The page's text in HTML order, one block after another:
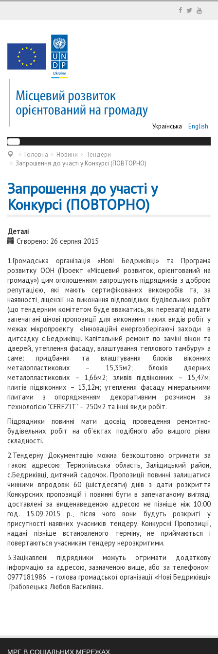
Українська English
Головна Новини
Тендери
Запрошення до участі у Конкурсі (ПОВТОРНО)
Запрошення до участі у
Конкурсі (ПОВТОРНО)
Деталі
Створено: 26 серпня 2015
1.Громадська організація «Нові Бедриківці» та Програма
розвитку ООН (Проект «Місцевий розвиток, орієнтований на
громаду») цим оголошенням запрошують підрядників з доброю
репутацією, які мають сертифікованих виконробів та, за
наявності, ліцензії на виконання відповідних будівельних робіт
(що тендерним комітетом буде вважатись, як перевага) надати
запечатані цінові пропозиції для виконання таких видів робіт у
межах мікропроекту «Інноваційні енергозберігаючі заходи в
дитсадку с.Бедриківці. Капітальний ремонт по заміні вікон та
дверей, утеплення фасаду, влаштування теплового тамбуру» а
саме: придбання та влаштування блоків вiконних
металопластикових – 15,35м2; блоків дверних
металопластикових – 1,66м2; зливів підвіконних – 15,47м;
плитів підвіконних – 13,12м; утеплення фасаду мінеральними
плитами з опорядженням декоративним розчином за
технологією "CEREZIT" – 250м2 та інші види робіт.
Підрядники повинні мати досвід проведення ремонтно-
будівельних робіт на об’єктах подібного або вищого рівня
складності.
2.Тендерну Документацію можна безкоштовно отримати за
такою адресою: Тернопільська область, Заліщицький район,
с.Бедриківці, дитячий садочок. Пропозиції повинні залишатися
чинними впродовж 60 (шістдесяти) днів з дати розкриття
Конкурсних пропозицій і повинні бути в запечатаному вигляді
доставлені за вищенаведеною адресою не пізніше ніж 10:00
год. 15.09.2015 р., після чого вони будуть розкриті у
присутності наявних учасників тендеру. Конкурсні Пропозиції,
надані пізніше встановленого терміну, не приймаються і
повертаються учасникам тендеру нерозкритими.
3.Зацікавлені підрядники можуть отримати додаткову
інформацію за адресою, зазначеною вище, або за телефоном:
0977181986 – голова громадської організації «Нові Бедриківці»
Грабовецька Любов Василівна.
МРГ В СОЦІАЛЬНИХ МЕРЕЖАХ